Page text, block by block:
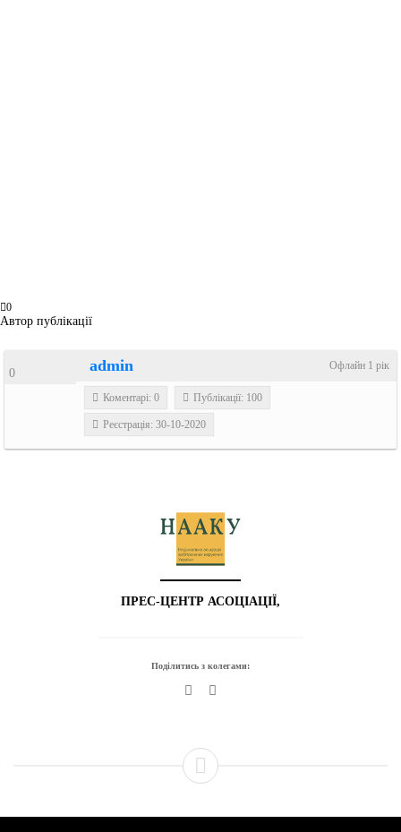
0
Автор публікації
Офлайн 1 рік
admin
0
Коментарі: 0 Публікації: 100
Реєстрація: 30-10-2020
ПРЕС-ЦЕНТР АСОЦІАЦІЇ,
Поділитись з колегами: